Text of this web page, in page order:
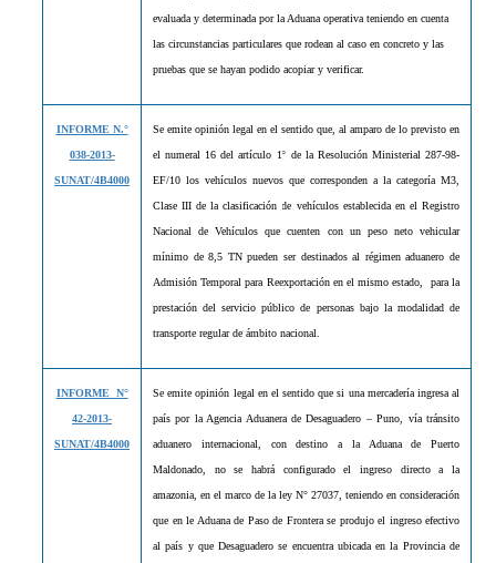
evaluada y determinada por la Aduana operativa teniendo en cuenta
las circunstancias particulares que rodean al caso en concreto y las
pruebas que se hayan podido acopiar y verificar.
INFORME N.°
038-2013-
SUNAT/4B4000
Se emite opinión legal en el sentido que, al amparo de lo previsto en
el numeral 16 del artículo 1° de la Resolución Ministerial 287-98-
EF/10 los vehículos nuevos que corresponden a la categoría M3,
Clase III de la clasificación de vehículos establecida en el Registro
Nacional de Vehículos que cuenten con un peso neto vehicular
mínimo de 8,5 TN pueden ser destinados al régimen aduanero de
Admisión Temporal para Reexportación en el mismo estado, para la
prestación del servicio público de personas bajo la modalidad de
transporte regular de ámbito nacional.
INFORME N°
42-2013-
SUNAT/4B4000
Se emite opinión legal en el sentido que si una mercadería ingresa al
país por la Agencia Aduanera de Desaguadero – Puno, vía tránsito
aduanero internacional, con destino a la Aduana de Puerto
Maldonado, no se habrá configurado el ingreso directo a la
amazonia, en el marco de la ley N° 27037, teniendo en consideración
que en le Aduana de Paso de Frontera se produjo el ingreso efectivo
al país y que Desaguadero se encuentra ubicada en la Provincia de